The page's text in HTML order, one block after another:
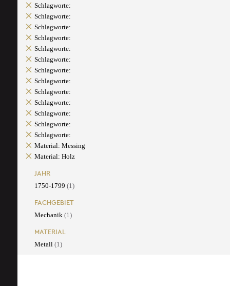
Schlagworte:
Schlagworte:
Schlagworte:
Schlagworte:
Schlagworte:
Schlagworte:
Schlagworte:
Schlagworte:
Schlagworte:
Schlagworte:
Schlagworte:
Schlagworte:
Schlagworte:
Material: Messing
Material: Holz
JAHR
1750-1799 (1)
FACHGEBIET
Mechanik (1)
MATERIAL
Metall (1)